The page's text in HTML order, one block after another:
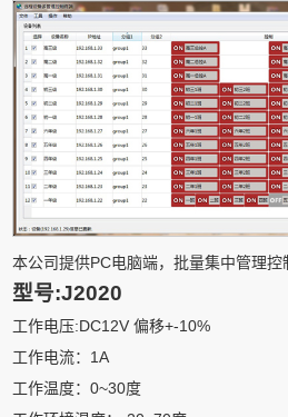
本公司提供PC电脑端，批量集中管理
型号:J2020
工作电压:DC12V 偏移+-10%
工作电流：1A
工作温度：0~30度